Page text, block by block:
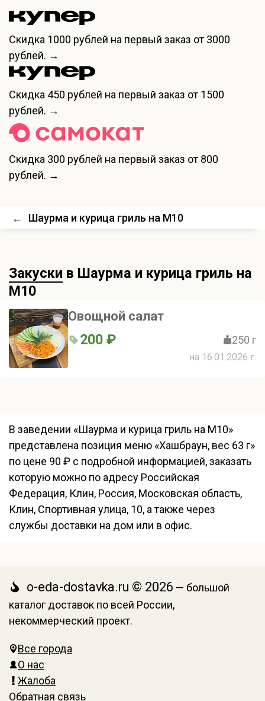
Скидка 1000 рублей на первый заказ от 3000
рублей. →
Скидка 450 рублей на первый заказ от 1500
рублей. →
Скидка 300 рублей на первый заказ от 800
рублей. →
← Шаурма и курица гриль на М10
Закуски в Шаурма и курица гриль на
М10
Овощной салат
200 ₽ 250 г
на 16.01.2026 г.
В заведении «Шаурма и курица гриль на М10»
представлена позиция меню «Хашбраун, вес 63 г»
по цене 90 ₽ с подробной информацией, заказать
которую можно по адресу Российская
Федерация, Клин, Россия, Московская область,
Клин, Спортивная улица, 10, а также через
службы доставки на дом или в офис.
o-eda-dostavka.ru © 2026 — большой
каталог доставок по всей России,
некоммерческий проект.
Все города
О нас
Жалоба
Обратная связь